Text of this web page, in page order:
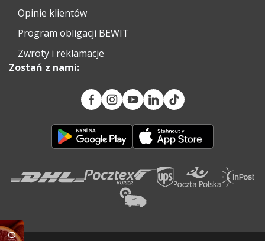
Opinie klientów
Program obligacji BEWIT
Zwroty i reklamacje
Zostań z nami: